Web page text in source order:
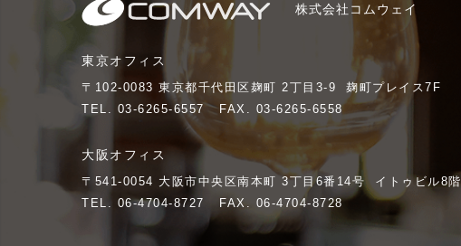
株式会社コムウェイ
東京オフィス
〒102-0083 東京都千代田区麹町 2丁目3-9
麹町プレイス7F
TEL. 03-6265-6557 FAX. 03-6265-6558
大阪オフィス
〒541-0054 大阪市中央区南本町 3丁目6番14号
イトゥビル8階
TEL. 06-4704-8727 FAX. 06-4704-8728